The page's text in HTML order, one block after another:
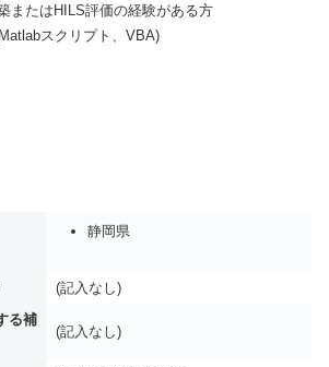
またはHILS評価の経験がある方
スクリプト、VBA)
静岡県
(記入なし)
る補
(記入なし)